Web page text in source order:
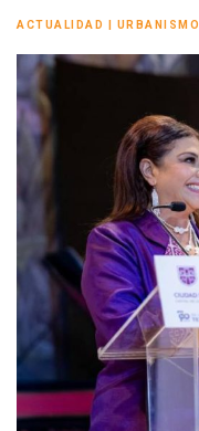
ACTUALIDAD URBANISMO